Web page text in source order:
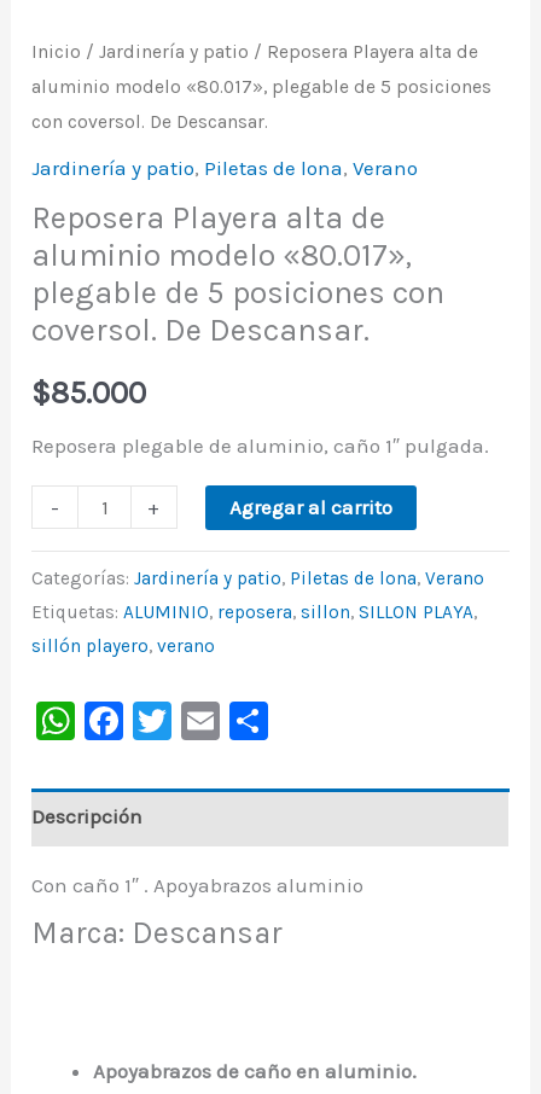
Inicio /Jardinería y patio / Reposera Playera alta de
aluminio modelo «80.017», plegable de 5 posiciones
con coversol. De Descansar.
Jardinería y patio, Piletas de lona,Verano
Reposera Playera alta de
aluminio modelo «80.017»,
plegable de 5 posiciones con
coversol. De Descansar.
$85.000
Reposera plegable de aluminio, caño 1″ pulgada.
- + Agregar al carrito
Categorías:Jardinería y patio, Piletas de lona,Verano
Etiquetas:ALUMINIO, reposera,sillon,SILLON PLAYA,
sillón playero,verano
WhatsApp
Facebook
Twitter
Email
Descripción
Con caño 1″ . Apoyabrazos aluminio
Marca: Descansar
Apoyabrazos de caño en aluminio.